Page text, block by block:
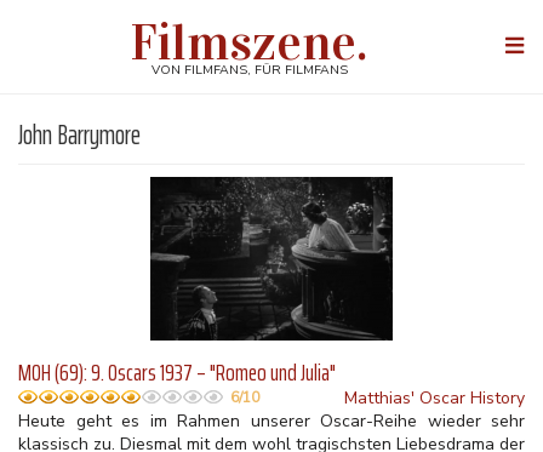
Filmszene.
VON FILMFANS, FÜR FILMFANS
John Barrymore
MOH (69): 9. Oscars 1937 – "Romeo und Julia"
6/10
Matthias' Oscar History
Heute geht es im Rahmen unserer Oscar-Reihe wieder sehr
klassisch zu. Diesmal mit dem wohl tragischsten Liebesdrama der